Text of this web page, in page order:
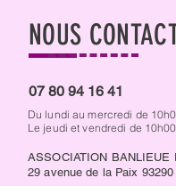
NOUS
07 80 94 16 41
Du lundi au mercredi de
Le jeudi et vendredi de
ASSOCIATION BANLIEUE
29 avenue de la Paix